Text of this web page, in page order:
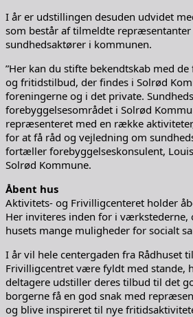
I år er udstillingen desuden udvidet
som består af tilmeldte
sundhedsaktører i kommunen.
”Her kan du stifte bekendtskab med
og fritidstilbud, der findes i Solrød
foreningerne og i det private.
forebyggelsesområdet i Solrød
repræsenteret med en række
for at få råd og vejledning om
fortæller forebyggelseskonsulent,
Solrød Kommune.
Åbent hus
Aktivitets- og Frivilligcenteret holder
Her inviteres inden for i værkstederne,
husets mange muligheder for socialt
I år vil hele centergaden fra Rådhuset
Frivilligcentret være fyldt med stande,
deltagere udstiller deres tilbud til det
borgerne få en god snak med
og blive inspireret til nye